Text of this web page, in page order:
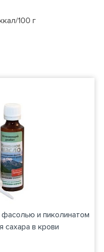
100 г
и пиколинатом
сахара в крови